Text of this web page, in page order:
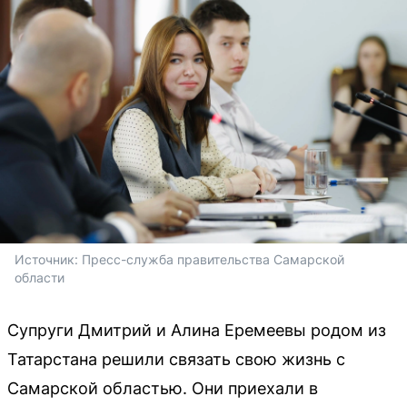
Источник: Пресс-служба правительства Самарской
области
Супруги Дмитрий и Алина Еремеевы родом из
Татарстана решили связать свою жизнь с
Самарской областью. Они приехали в